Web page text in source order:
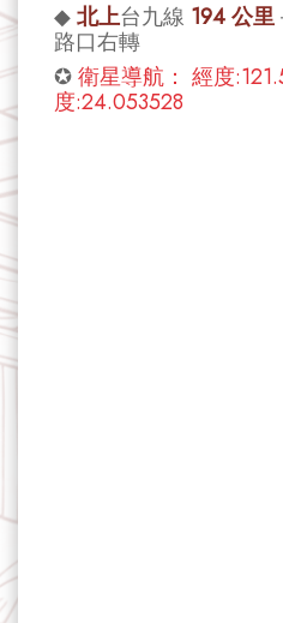
◆北上台九線 194 公里
路口右轉
✪衛星導航： 經度
度:24.053528